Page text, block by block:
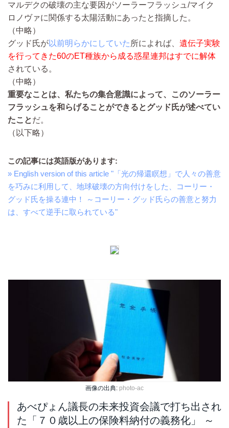
マルデクの破壊の主な要因がソーラーフラッシュ/マイク
ロノヴァに関係する太陽活動にあったと指摘した。
（中略）
グッド氏が以前明らかにしていた 所によれば、 遺伝子実験
を行ってきた60のET種族から成る惑星連邦はすでに解体
されている。
（中略）
重要なことは、私たちの集合意識によって、このソーラー
フラッシュを和らげることができるとグッド氏が述べてい
たことだ。
（以下略）
この記事には英語版があります:
» English version of this article "「光の帰還瞑想」で人々の善意
を巧みに利用して、地球破壊の方向付けをした、コーリー・
グッド氏を操る連中！ ～コーリー・グッド氏らの善意と努力
は、すべて逆手に取られている"
画像の出典: photo-ac
あべぴょん議長の未来投資会議で打ち出され
た「７０歳以上の保険料納付の義務化」 ～